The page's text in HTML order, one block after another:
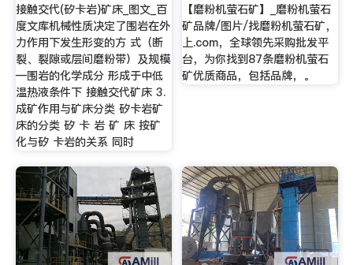
接触交代(矽卡岩)矿床_图文_百
度文库机械性质决定了围岩在外
力作用下发生形变的方 式（断
裂、裂隙或层间磨粉带）及规模
—围岩的化学成分 形成于中低
温热液条件下 接触交代矿床 3.
成矿作用与矿床分类 矽卡岩矿
床的分类 矽 卡 岩 矿 床 按矿
化与矽 卡岩的关系 同时
【磨粉机萤石矿】_磨粉机萤石
矿品牌/图片/找磨粉机萤石矿，
上.com，全球领先采购批发平
台，为你找到87条磨粉机萤石
矿优质商品，包括品牌，。